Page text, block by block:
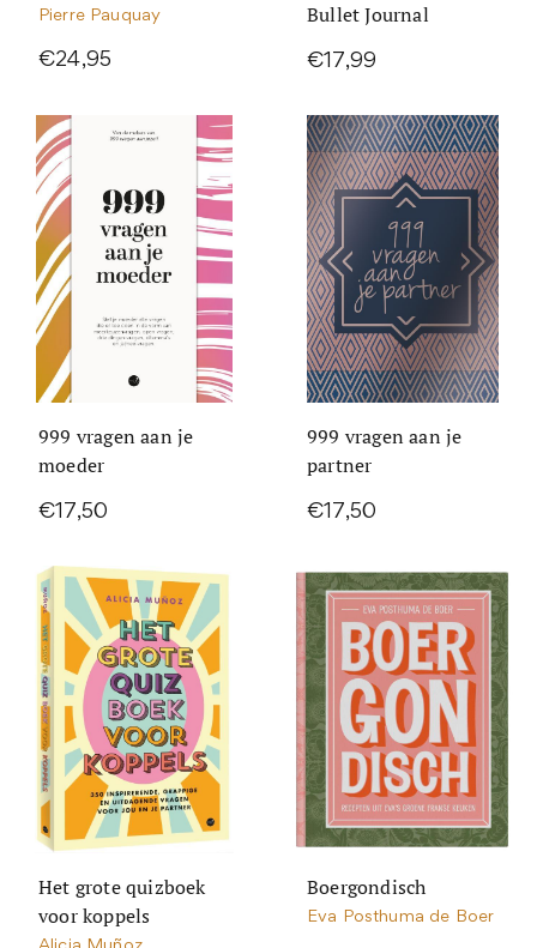
Pierre Pauquay
€24,95
Bullet Journal
€17,99
999 vragen aan je
moeder
€17,50
999 vragen aan je
partner
€17,50
Het grote quizboek
voor koppels
Boergondisch
Eva Posthuma de Boer